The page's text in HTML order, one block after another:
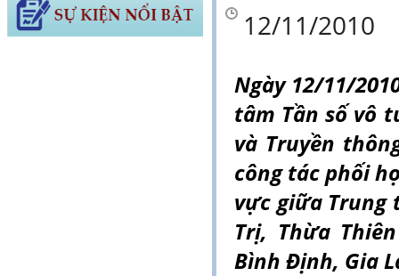
12/11/2010
Ngày 12/11/
tâm Tần số vô
và Truyền
công tác phối
vực giữa Trung
Trị, Thừa
Bình Định, Gia